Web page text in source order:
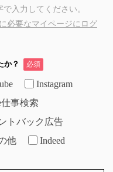
入力してください。
必要なマイページにログ
か？ 必須
Instagram
仕事検索
トバック広告
他 Indeed